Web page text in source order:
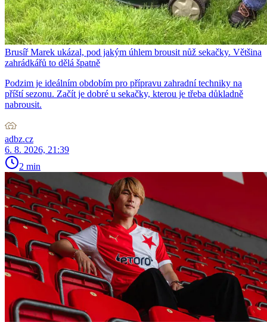
Brusíř Marek ukázal, pod jakým úhlem brousit nůž sekačky. Většina
zahrádkářů to dělá špatně
Podzim je ideálním obdobím pro přípravu zahradní techniky na
příští sezonu. Začít je dobré u sekačky, kterou je třeba důkladně
nabrousit.
adbz.cz
6. 8. 2026, 21:39
2 min